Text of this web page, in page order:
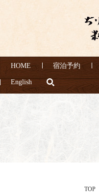
HOME 宿泊予約
English
TOP